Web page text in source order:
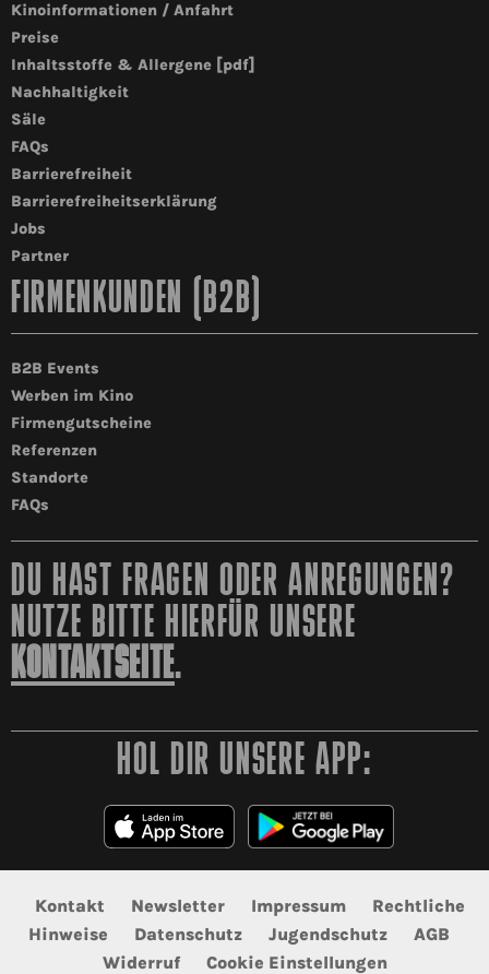
Kinoinformationen / Anfahrt
Preise
Inhaltsstoffe & Allergene [pdf]
Nachhaltigkeit
Säle
FAQs
Barrierefreiheit
Barrierefreiheitserklärung
Jobs
Partner
FIRMENKUNDEN (B2B)
B2B Events
Werben im Kino
Firmengutscheine
Referenzen
Standorte
FAQs
DU HAST FRAGEN ODER ANREGUNGEN?
NUTZE BITTE HIERFÜR UNSERE
KONTAKTSEITE.
HOL DIR UNSERE APP:
Kontakt Newsletter Impressum
Rechtliche
Hinweise
Datenschutz Jugendschutz
AGB
Widerruf
Cookie Einstellungen